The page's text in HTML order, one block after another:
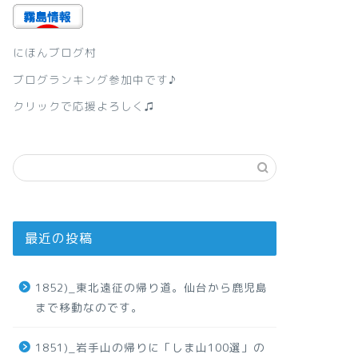
にほんブログ村
ブログランキング参加中です♪
クリックで応援よろしく♫
最近の投稿
1852)_東北遠征の帰り道。仙台から鹿児島
まで移動なのです。
1851)_岩手山の帰りに「しま山100選」の